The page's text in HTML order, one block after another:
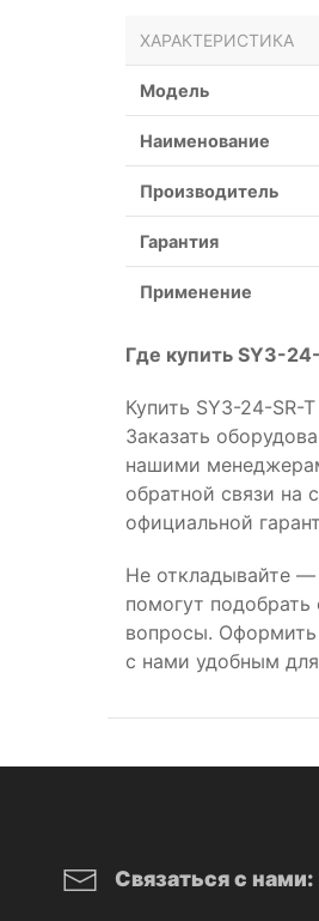
ХАРАКТЕРИСТИКА
Модель
Наименование
Производитель
Гарантия
Применение
Где купить SY3-
Купить SY3-24-SR-
Заказать
нашими
обратной связи на
официальной
Не откладывайте —
помогут
вопросы.
с нами удобным
Связаться с нами: